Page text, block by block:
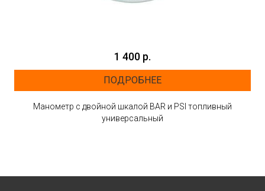
1 400 р.
ПОДРОБНЕЕ
Манометр с двойной шкалой BAR и PSI топливный
универсальный